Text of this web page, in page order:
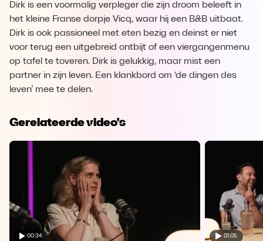
Dirk is een voormalig verpleger die zijn droom beleeft in
het kleine Franse dorpje Vicq, waar hij een B&B uitbaat.
Dirk is ook passioneel met eten bezig en deinst er niet
voor terug een uitgebreid ontbijt of een viergangenmenu
op tafel te toveren. Dirk is gelukkig, maar mist een
partner in zijn leven. Een klankbord om ‘de dingen des
leven’ mee te delen.
Gerelateerde video's
00:34 01:05